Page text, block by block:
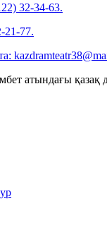
32-34-63.
21-77.
атындағы қазақ